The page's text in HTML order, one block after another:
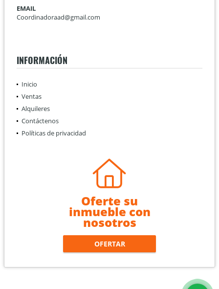
EMAIL
Coordinadoraad@gmail.com
INFORMACIÓN
Inicio
Ventas
Alquileres
Contáctenos
Políticas de privacidad
Oferte su
inmueble con
nosotros
OFERTAR